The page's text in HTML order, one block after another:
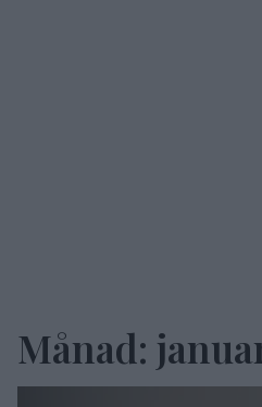
Månad: